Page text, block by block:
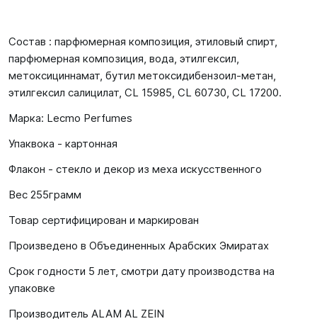
Состав : парфюмерная композиция, этиловый спирт,
парфюмерная композиция, вода, этилгексил,
метоксициннамат, бутил метоксидибензоил-метан,
этилгексил салицилат, CL 15985, CL 60730, CL 17200.
Марка: Lecmo Perfumes
Упаквока - картонная
Флакон - стекло и декор из меха искусственного
Вес 255грамм
Товар сертифицирован и маркирован
Произведено в Объединенных Арабских Эмиратах
Срок годности 5 лет, смотри дату производства на
упаковке
Производитель ALAM AL ZEIN